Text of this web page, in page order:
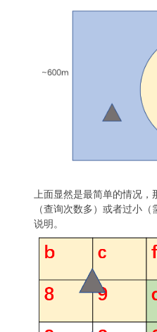
上面显然是最简单的情况，
（查询次数多）或者过小
说明。